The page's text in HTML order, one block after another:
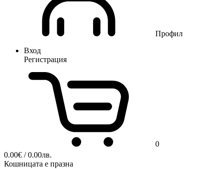
Профил
Вход
Регистрация
0
0.00€ / 0.00лв.
Кошницата е празна